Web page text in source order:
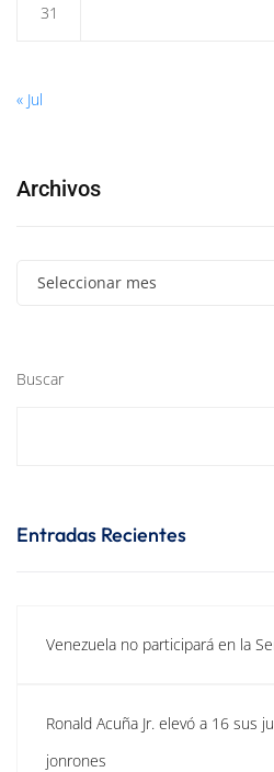
31
« Jul
Archivos
Seleccionar mes
Buscar
Entradas Recientes
Venezuela no participará en la
Ronald Acuña Jr. elevó a 16 sus
jonrones